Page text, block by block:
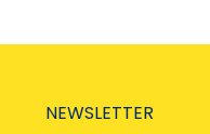
NEWSLETTER